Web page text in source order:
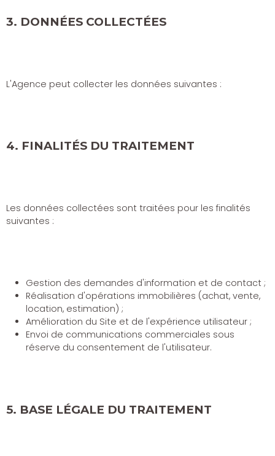
3. DONNÉES COLLECTÉES
L'Agence peut collecter les données suivantes :
4. FINALITÉS DU TRAITEMENT
Les données collectées sont traitées pour les finalités
suivantes :
Gestion des demandes d'information et de contact ;
Réalisation d'opérations immobilières (achat, vente,
location, estimation) ;
Amélioration du Site et de l'expérience utilisateur ;
Envoi de communications commerciales sous
réserve du consentement de l'utilisateur.
5. BASE LÉGALE DU TRAITEMENT